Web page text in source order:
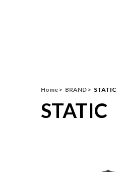
Home BRAND STATIC
STATIC